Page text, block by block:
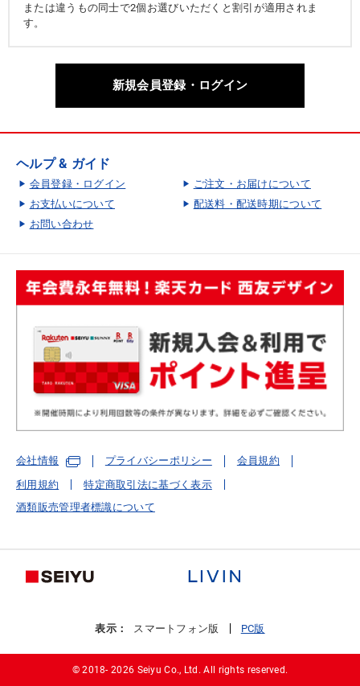
または違うもの同士で2個お選びいただくと割引が適用されま
す。
新規会員登録・ログイン
ヘルプ & ガイド
会員登録・ログイン
ご注文・お届けについて
お支払いについて
配送料・配送時期について
お問い合わせ
会社情報 プライバシーポリシー
会員規約
利用規約
特定商取引法に基づく表示
酒類販売管理者標識について
表示： スマートフォン版 PC版
© 2018-2026 Seiyu Co., Ltd. All rights reserved.